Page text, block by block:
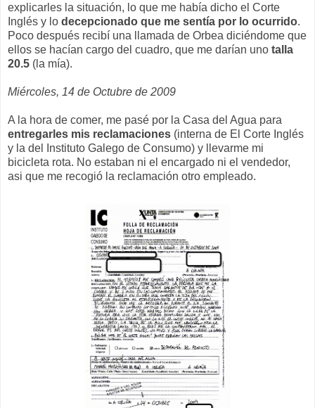
explicarles la situación, lo que me había dicho el Corte
Inglés y lo decepcionado que me sentía por lo ocurrido.
Poco después recibí una llamada de Orbea diciéndome que
ellos se hacían cargo del cuadro, que me darían uno talla
20.5 (la mía).
Miércoles, 14 de Octubre de 2009
A la hora de comer, me pasé por la Casa del Agua para
entregarles mis reclamaciones (interna de El Corte Inglés
y la del Instituto Galego de Consumo) y llevarme mi
bicicleta rota. No estaban ni el encargado ni el vendedor,
asi que me recogió la reclamación otro empleado.